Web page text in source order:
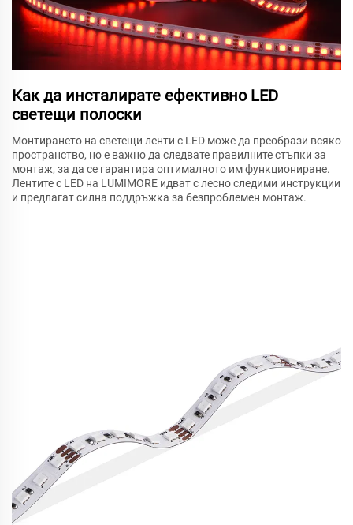
Как да инсталирате ефективно LED
светещи полоски
Монтирането на светещи ленти с LED може да преобрази всяко
пространство, но е важно да следвате правилните стъпки за
монтаж, за да се гарантира оптималното им функциониране.
Лентите с LED на LUMIMORE идват с лесно следими инструкции
и предлагат силна поддръжка за безпроблемен монтаж.